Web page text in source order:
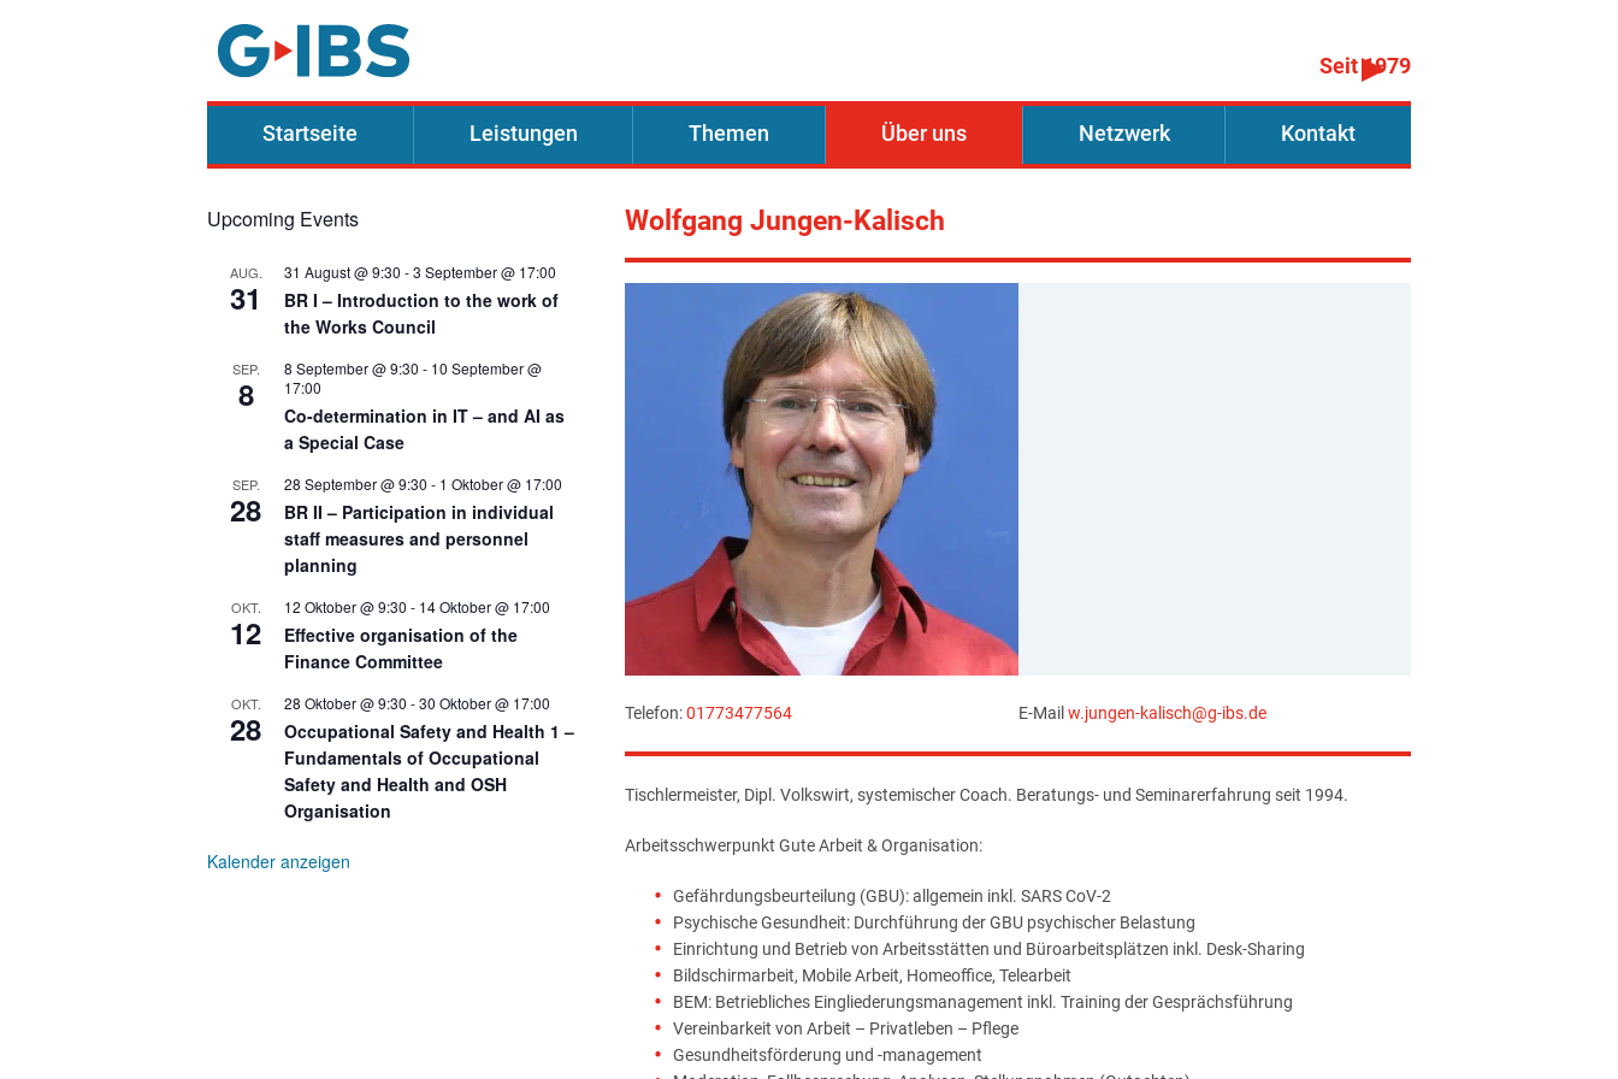
Seit 1979
G.IBS mbH
Wir beraten Betriebs- und Personalräte
Startseite Leistungen Themen Über uns Netzwerk Kontakt
Upcoming Events
AUG.
31
31 August @ 9:30 -3 September @ 17:00
BR I – Introduction to the work of
the Works Council
SEP.
8
8 September @ 9:30 - 10 September @
17:00
Co-determination in IT – and AI as
a Special Case
SEP.
28
28 September @ 9:30 - 1 Oktober @ 17:00
BR II – Participation in individual
staff measures and personnel
planning
OKT.
12
12 Oktober @ 9:30 - 14 Oktober @ 17:00
Effective organisation of the
Finance Committee
OKT.
28
28 Oktober @ 9:30 -30 Oktober @ 17:00
Occupational Safety and Health 1 –
Fundamentals of Occupational
Safety and Health and OSH
Organisation
Kalender anzeigen
Wolfgang Jungen-Kalisch
Telefon:01773477564 E-Mail w.jungen-kalisch@g-ibs.de
Tischlermeister, Dipl. Volkswirt, systemischer Coach. Beratungs- und Seminarerfahrung seit 1994.
Arbeitsschwerpunkt Gute Arbeit & Organisation:
Gefährdungsbeurteilung (GBU): allgemein inkl. SARS CoV-2
Psychische Gesundheit: Durchführung der GBU psychischer Belastung
Einrichtung und Betrieb von Arbeitsstätten und Büroarbeitsplätzen inkl. Desk-Sharing
Bildschirmarbeit, Mobile Arbeit, Homeoffice, Telearbeit
BEM: Betriebliches Eingliederungsmanagement inkl. Training der Gesprächsführung
Vereinbarkeit von Arbeit – Privatleben – Pflege
Gesundheitsförderung und -management